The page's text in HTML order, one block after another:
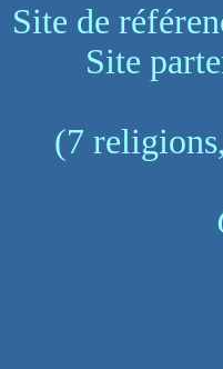
Site de
Site
(7